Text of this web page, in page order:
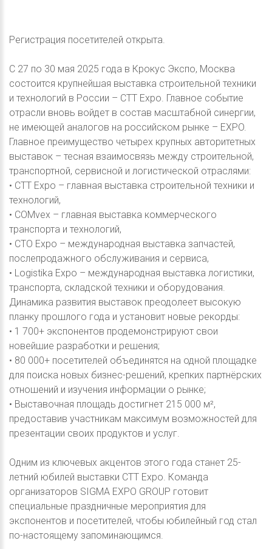
Регистрация посетителей открыта.
С 27 по 30 мая 2025 года в Крокус Экспо, Москва
состоится крупнейшая выставка строительной техники
и технологий в России – CTT Expo. Главное событие
отрасли вновь войдет в состав масштабной синергии,
не имеющей аналогов на российском рынке – EXPO.
Главное преимущество четырех крупных авторитетных
выставок – тесная взаимосвязь между строительной,
транспортной, сервисной и логистической отраслями:
• СТТ Expo – главная выставка строительной техники и
технологий,
• COMvex – главная выставка коммерческого
транспорта и технологий,
• CTO Expo – международная выставка запчастей,
послепродажного обслуживания и сервиса,
• Logistika Expo – международная выставка логистики,
транспорта, складской техники и оборудования.
Динамика развития выставок преодолеет высокую
планку прошлого года и установит новые рекорды:
• 1 700+ экспонентов продемонстрируют свои
новейшие разработки и решения;
• 80 000+ посетителей объединятся на одной площадке
для поиска новых бизнес-решений, крепких партнёрских
отношений и изучения информации о рынке;
• Выставочная площадь достигнет 215 000 м²,
предоставив участникам максимум возможностей для
презентации своих продуктов и услуг.
Одним из ключевых акцентов этого года станет 25-
летний юбилей выставки СТТ Expo. Команда
организаторов SIGMA EXPO GROUP готовит
специальные праздничные мероприятия для
экспонентов и посетителей, чтобы юбилейный год стал
по-настоящему запоминающимся.